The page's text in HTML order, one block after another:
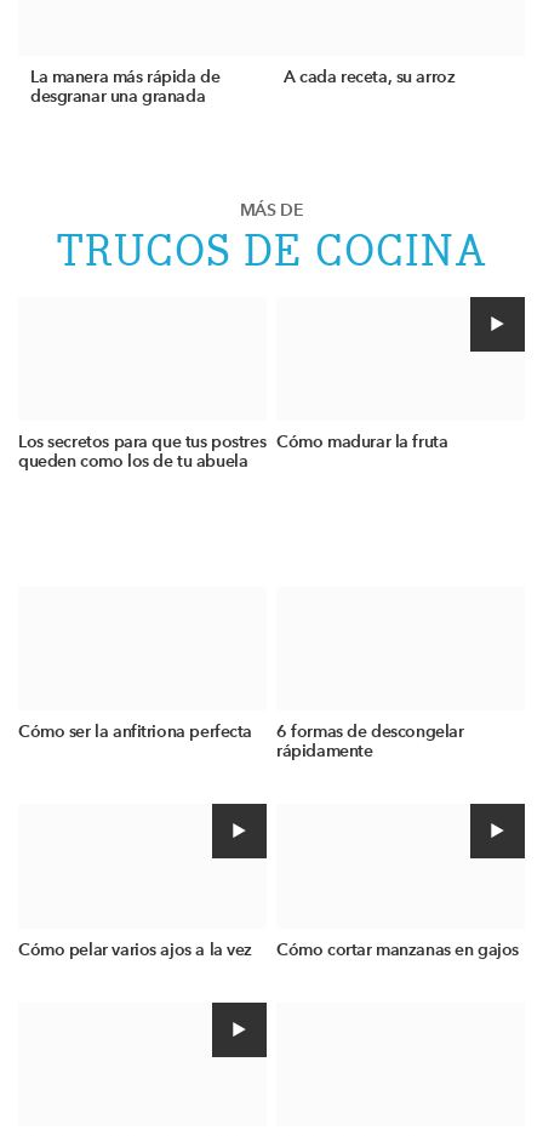
La manera más rápida de
desgranar una granada
A cada receta, su arroz
MÁS DE
TRUCOS DE COCINA
Los secretos para que tus postres
queden como los de tu abuela
Cómo madurar la fruta
Cómo ser la anfitriona perfecta
6 formas de descongelar
rápidamente
Cómo pelar varios ajos a la vez Cómo cortar manzanas en gajos